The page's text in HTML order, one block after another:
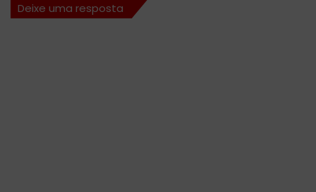
Deixe uma resposta